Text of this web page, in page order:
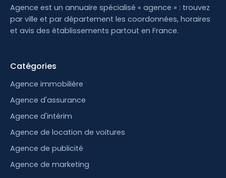
Agence est un annuaire spécialisé « agence » : trouvez
par ville et par département les coordonnées, horaires
et avis des établissements partout en France.
Catégories
Agence immobilière
Agence d'assurance
Agence d'intérim
Agence de location de voitures
Agence de publicité
Agence de marketing